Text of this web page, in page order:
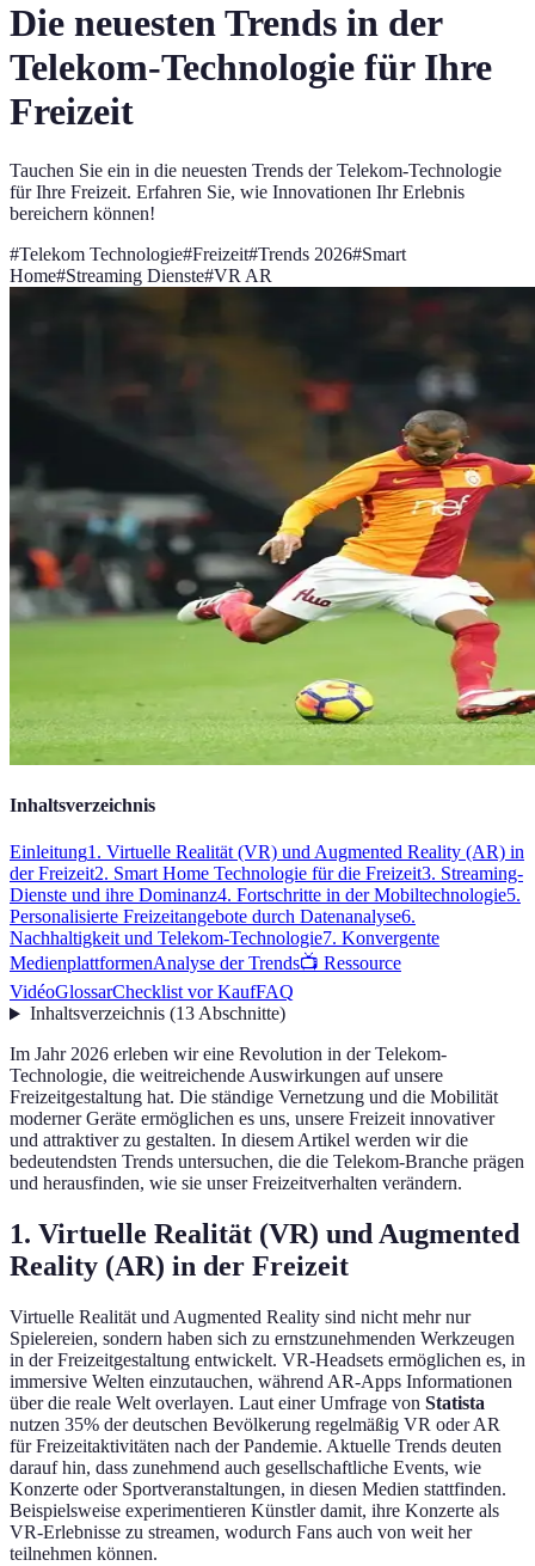
Die neuesten Trends in der
Telekom-Technologie für Ihre
Freizeit
Tauchen Sie ein in die neuesten Trends der Telekom-Technologie
für Ihre Freizeit. Erfahren Sie, wie Innovationen Ihr Erlebnis
bereichern können!
#Telekom Technologie#Freizeit#Trends 2026#Smart
Home#Streaming Dienste#VR AR
Inhaltsverzeichnis
Einleitung1. Virtuelle Realität (VR) und Augmented Reality (AR) in
der Freizeit2. Smart Home Technologie für die Freizeit3. Streaming-
Dienste und ihre Dominanz4. Fortschritte in der Mobiltechnologie5.
Personalisierte Freizeitangebote durch Datenanalyse6.
Nachhaltigkeit und Telekom-Technologie7. Konvergente
MedienplattformenAnalyse der Trends📺 Ressource
VidéoGlossarChecklist vor KaufFAQ
Inhaltsverzeichnis(13Abschnitte)
Im Jahr 2026 erleben wir eine Revolution in der Telekom-
Technologie, die weitreichende Auswirkungen auf unsere
Freizeitgestaltung hat. Die ständige Vernetzung und die Mobilität
moderner Geräte ermöglichen es uns, unsere Freizeit innovativer
und attraktiver zu gestalten. In diesem Artikel werden wir die
bedeutendsten Trends untersuchen, die die Telekom-Branche prägen
und herausfinden, wie sie unser Freizeitverhalten verändern.
1. Virtuelle Realität (VR) und Augmented
Reality (AR) in der Freizeit
Virtuelle Realität und Augmented Reality sind nicht mehr nur
Spielereien, sondern haben sich zu ernstzunehmenden Werkzeugen
in der Freizeitgestaltung entwickelt. VR-Headsets ermöglichen es, in
immersive Welten einzutauchen, während AR-Apps Informationen
über die reale Welt overlayen. Laut einer Umfrage von Statista
nutzen 35% der deutschen Bevölkerung regelmäßig VR oder AR
für Freizeitaktivitäten nach der Pandemie. Aktuelle Trends deuten
darauf hin, dass zunehmend auch gesellschaftliche Events, wie
Konzerte oder Sportveranstaltungen, in diesen Medien stattfinden.
Beispielsweise experimentieren Künstler damit, ihre Konzerte als
VR-Erlebnisse zu streamen, wodurch Fans auch von weit her
teilnehmen können.